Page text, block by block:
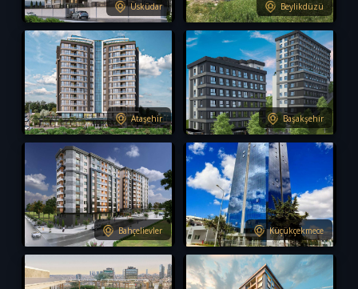
Üsküdar Beylikdüzü
Ataşehir Başakşehir
S-497
Bahçelievler
S-496
Küçükçekmece
S-495 S-494